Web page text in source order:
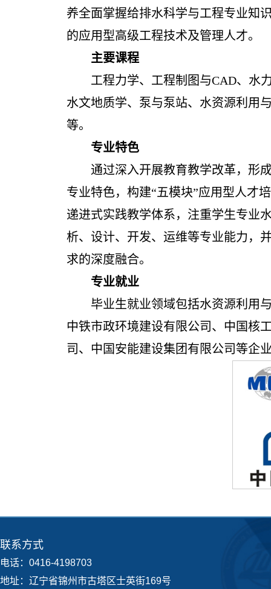
养全面掌握给排水科学与工程专业知
的应用型高级工程技术及管理人才。
主要课程
工程力学、工程制图与CAD、水
水文地质学、泵与泵站、水资源利用
等。
专业特色
通过深入开展教育教学改革，形
专业特色，构建“五模块”应用型人才
递进式实践教学体系，注重学生专业
析、设计、开发、运维等专业能力，
求的深度融合。
专业就业
毕业生就业领域包括水资源利用
中铁市政环境建设有限公司、中国核
司、中国安能建设集团有限公司等企
联系方式
电话：0416-4198703
地址：辽宁省锦州市古塔区士英街169号